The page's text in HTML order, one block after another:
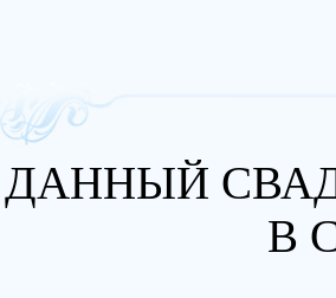
ДАННЫЙ
В